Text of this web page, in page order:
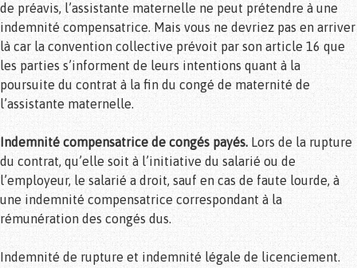
de préavis, l’assistante maternelle ne peut prétendre à une
indemnité compensatrice. Mais vous ne devriez pas en arriver
là car la convention collective prévoit par son article 16 que
les parties s’informent de leurs intentions quant à la
poursuite du contrat à la fin du congé de maternité de
l’assistante maternelle.
Indemnité compensatrice de congés payés. Lors de la rupture
du contrat, qu’elle soit à l’initiative du salarié ou de
l’employeur, le salarié a droit, sauf en cas de faute lourde, à
une indemnité compensatrice correspondant à la
rémunération des congés dus.
Indemnité de rupture et indemnité légale de licenciement.